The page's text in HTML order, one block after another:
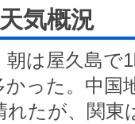
気概況
は屋久島で
った。中国
たが、関東